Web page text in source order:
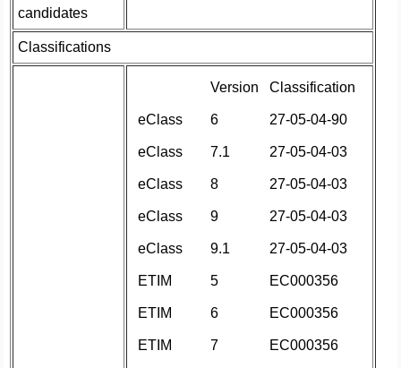
candidates
Classifications
Version Classification
eClass 6 27-05-04-90
eClass 7.1 27-05-04-03
eClass 8 27-05-04-03
eClass 9 27-05-04-03
eClass 9.1 27-05-04-03
ETIM 5 EC000356
ETIM 6 EC000356
ETIM 7 EC000356